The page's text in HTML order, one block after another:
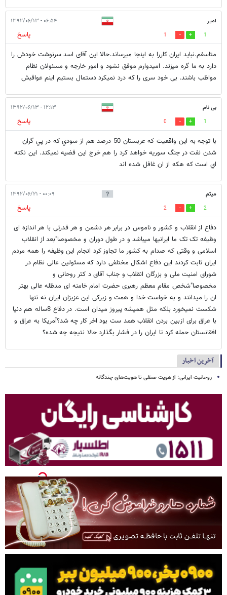
امیر ۰۶:۵۴ - ۱۳۹۲/۰۶/۱۳
1
1
پاسخ
متاسفم.نباید ایران کاررا به اینجا میرساند.حالا این آقای اسد سرنوشت خودش را
دارد به ما گره میزند. امیدوارم موفق نشود و امور خارجه و مسئولان نظام
مواظب باشند. بی خود سری را که درد نمیکرد دستمال بستیم اینم عواقبش
بی نام ۱۲:۱۳ - ۱۳۹۲/۰۶/۱۳
1
0
پاسخ
با توجه به اين واقعيت كه عربستان 50 درصد هم از سودي كه در پي گران
شدن نفت در جنگ سوريه خواهد كرد را هم خرج اين قضيه نميكند. اين نكته
اي است كه هكه از ان غافل شده اند
میثم ۰۰:۰۹ - ۱۳۹۲/۰۶/۲۱
2
2
پاسخ
دفاع از انقلاب و کشور و ناموس در برابر هر دشمن و هر قدرتی با هر اندازه ای
وظیفه تک تک ما ایرانیها میباشد و در طول دوران و مخصوصا"بعد از انقلاب
اسلامی و وقتی که صدام به کشور ما تجاوز کرد انجام این وظیفه را همه مردم
ایران ثابت کردند این دفاع اشکال مختلفی دارد که مسئولین عالی نظام در
شورای امنیت ملی و بزرگان انقلاب و جناب آقای د کتر روحانی و
مخصوصا"شخص مقام معظم رهبری حضرت امام خامنه ای مدظله عالی بهتر
ان را میدانند و به خواست خدا و همت و زیرکی این عزیزان ایران نه تنها
شکست نمیخورد بلکه مثل همیشه پیروز میدان است. در دفاع 8ساله هم دنیا
با عراق برای ازبین بردن انقلاب همد ست بود اخر کار چه شد؟آمریکا به عراق و
افقانستان حمله کرد تا ایران را در فشار بگذارد حالا نتیجه چه شده؟
آخرین اخبار
روحانیت ایرانی؛ از هویت صنفی تا هویت‌های چندگانه